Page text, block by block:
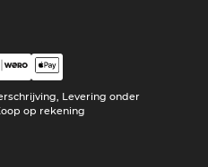
Levering onder
op rekening